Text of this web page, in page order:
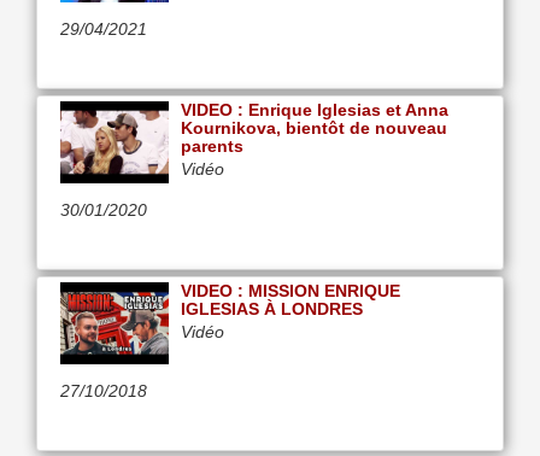
29/04/2021
30/01/2020
VIDEO : Enrique Iglesias et Anna
Kournikova, bientôt de nouveau
parents
Vidéo
27/10/2018
VIDEO : MISSION ENRIQUE
IGLESIAS À LONDRES
Vidéo